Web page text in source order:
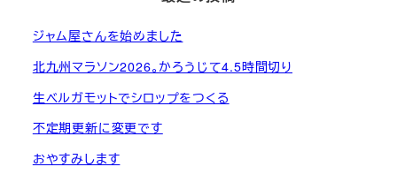
ジャム屋さんを始めました
北九州マラソン2026。かろうじて4.5時間切り
生ベルガモットでシロップをつくる
不定期更新に変更です
おやすみします